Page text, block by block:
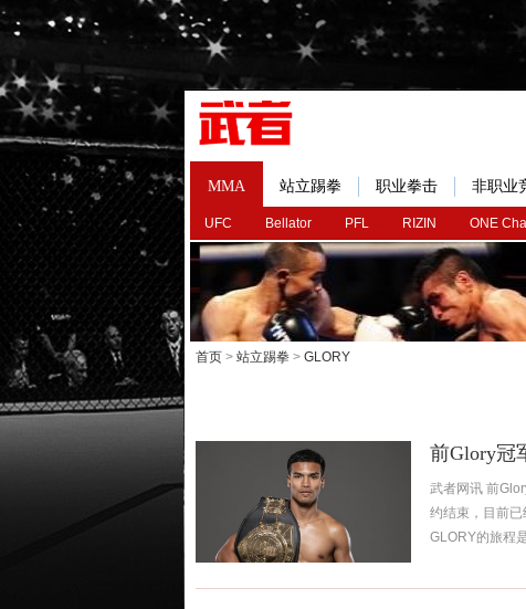
MMA
UFC Bellator PFL RIZIN ONE
站立踢拳 职业拳击 非职业
首页 > 站立踢拳 > GLORY
前Glory冠
武者网讯 前
约结束，目前
GLORY的旅程